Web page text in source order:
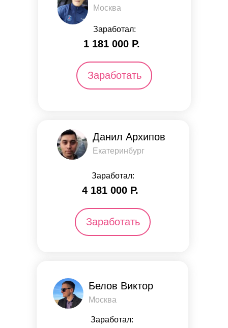
Москва
Заработал:
1 181 000 Р.
Заработать
Данил Архипов
Екатеринбург
Заработал:
4 181 000 Р.
Заработать
Белов Виктор
Москва
Заработал: